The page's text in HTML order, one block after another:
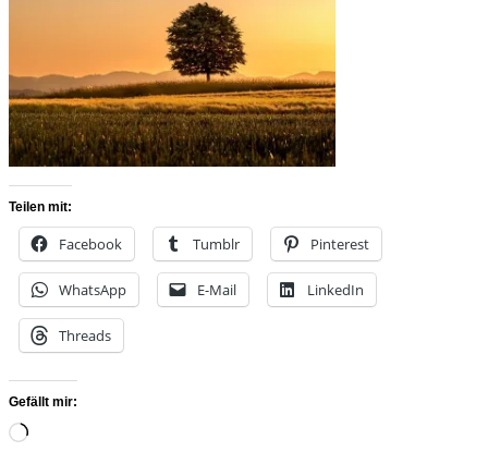
Teilen mit:
Facebook Tumblr Pinterest
WhatsApp E-Mail LinkedIn
Threads
Gefällt mir:
Wird